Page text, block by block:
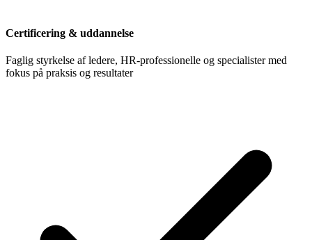
Certificering & uddannelse
Faglig styrkelse af ledere, HR-professionelle og specialister med
fokus på praksis og resultater